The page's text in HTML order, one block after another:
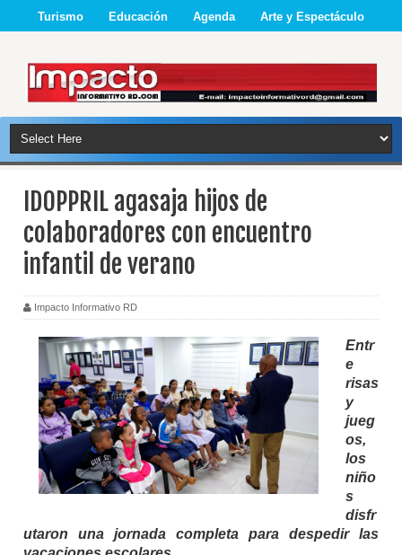
Turismo Educación Agenda Arte y Espectáculo
IDOPPRIL agasaja hijos de
colaboradores con encuentro
infantil de verano
Impacto Informativo RD
Entr
e
risas
y
jueg
os,
los
niño
s
disfr
utaron una jornada completa para despedir las